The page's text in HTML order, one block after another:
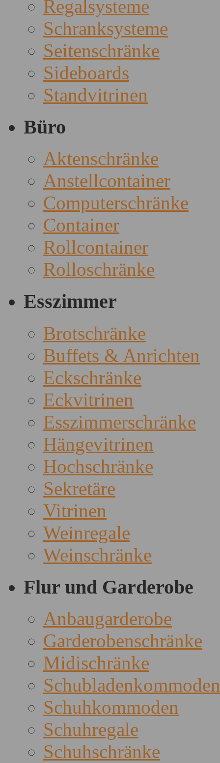
Regalsysteme
Schranksysteme
Seitenschränke
Sideboards
Standvitrinen
Büro
Aktenschränke
Anstellcontainer
Computerschränke
Container
Rollcontainer
Rolloschränke
Esszimmer
Brotschränke
Buffets & Anrichten
Eckschränke
Eckvitrinen
Esszimmerschränke
Hängevitrinen
Hochschränke
Sekretäre
Vitrinen
Weinregale
Weinschränke
Flur und Garderobe
Anbaugarderobe
Garderobenschränke
Midischränke
Schubladenkommoden
Schuhkommoden
Schuhregale
Schuhschränke